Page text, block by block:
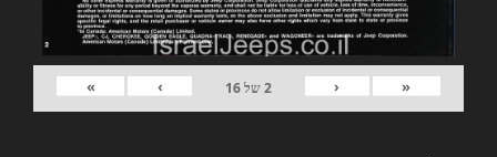
«
‹
2של16
›
»